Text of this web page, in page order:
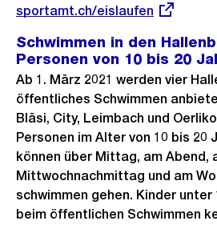
sportamt.ch/eislaufen
Schwimmen in den
Personen von 10 bis 20
Ab 1. März 2021 werden vier
öffentliches Schwimmen
Bläsi, City, Leimbach und
Personen im Alter von 10 bis 20
können über Mittag, am Abend,
Mittwochnachmittag und am
schwimmen gehen. Kinder unter
beim öffentlichen Schwimmen